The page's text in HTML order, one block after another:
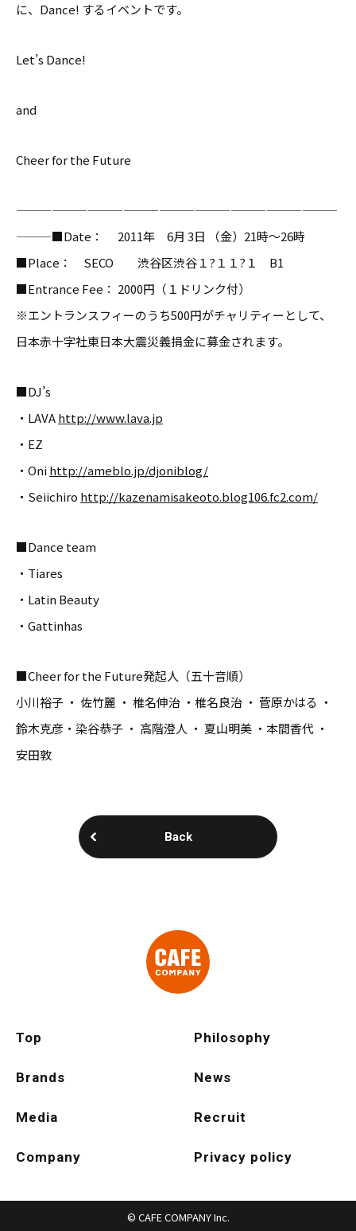
に、Dance! するイベントです。
Let’s Dance!
and
Cheer for the Future
———————————————————————————
———■Date： 2011年 6月 3日 （金）21時〜26時
■Place： SECO 渋谷区渋谷１?１１?１ B1
■Entrance Fee： 2000円（１ドリンク付）
※エントランスフィーのうち500円がチャリティーとして、
日本赤十字社東日本大震災義捐金に募金されます。
■DJ’s
・LAVAhttp://www.lava.jp
・EZ
・Onihttp://ameblo.jp/djoniblog/
・Seiichiro http://kazenamisakeoto.blog106.fc2.com/
■Dance team
・Tiares
・Latin Beauty
・Gattinhas
■Cheer for the Future発起人（五十音順）
小川裕子 ・ 佐竹麗 ・ 椎名伸治 ・椎名良治 ・ 菅原かはる ・
鈴木克彦・染谷恭子 ・ 高階澄人 ・ 夏山明美 ・本間香代 ・
安田敦
Back
Top Philosophy
Brands News
Media Recruit
Company Privacy policy
© CAFE COMPANY Inc.